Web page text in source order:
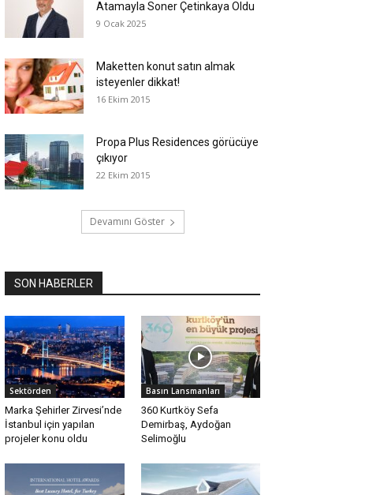
Atamayla Soner Çetinkaya Oldu
9 Ocak 2025
Maketten konut satın almak
isteyenler dikkat!
16 Ekim 2015
Propa Plus Residences görücüye
çıkıyor
22 Ekim 2015
Devamını Göster
SON HABERLER
Sektörden
Marka Şehirler Zirvesi’nde
İstanbul için yapılan
projeler konu oldu
Basın Lansmanları
360 Kurtköy Sefa
Demirbaş, Aydoğan
Selimoğlu